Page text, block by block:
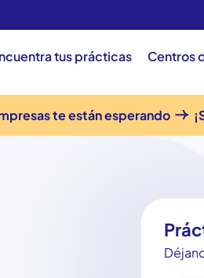
tus prácticas Centros
te están esperando